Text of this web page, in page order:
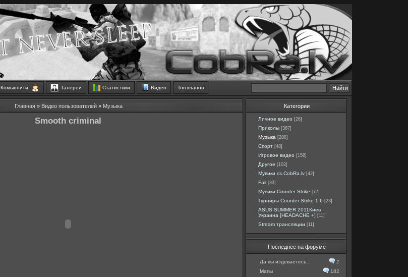
Комьюнити Галереи Статистики Видео Топ кланов
Главная » Видео пользователей » Музыка
Smooth criminal
Категории
Личное видео [26]
Приколы [387]
Музыка [288]
Спорт [48]
Игровое видео [158]
Другое [102]
Мувики cs.CobRa.lv [42]
Fail [33]
Мувики Counter Strike [77]
Турниры Counter Strike 1.6 [23]
ASUS SUMMER 2011Киев
Украина [HEADACHE +] [11]
Stream трансляции [11]
Последнее на форуме
Да вы издеваетесь...
2
Мапы
182